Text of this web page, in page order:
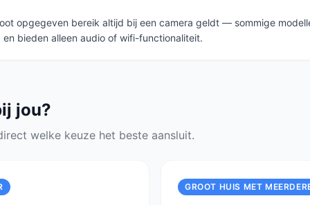
opgegeven bereik altijd bij een camera geldt — sommige
bieden alleen audio of wifi-functionaliteit.
jou?
welke keuze het beste aansluit.
GROOT HUIS MET